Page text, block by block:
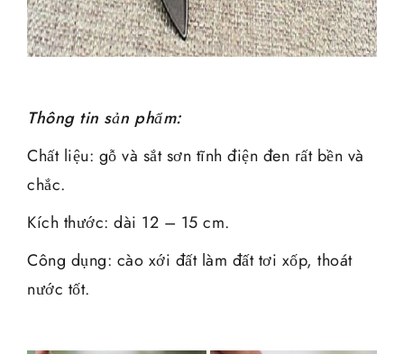
Thông tin sản phẩm:
Chất liệu: gỗ và sắt sơn tĩnh điện đen rất bền và
chắc.
Kích thước: dài 12 – 15 cm.
Công dụng: cào xới đất làm đất tơi xốp, thoát
nước tốt.